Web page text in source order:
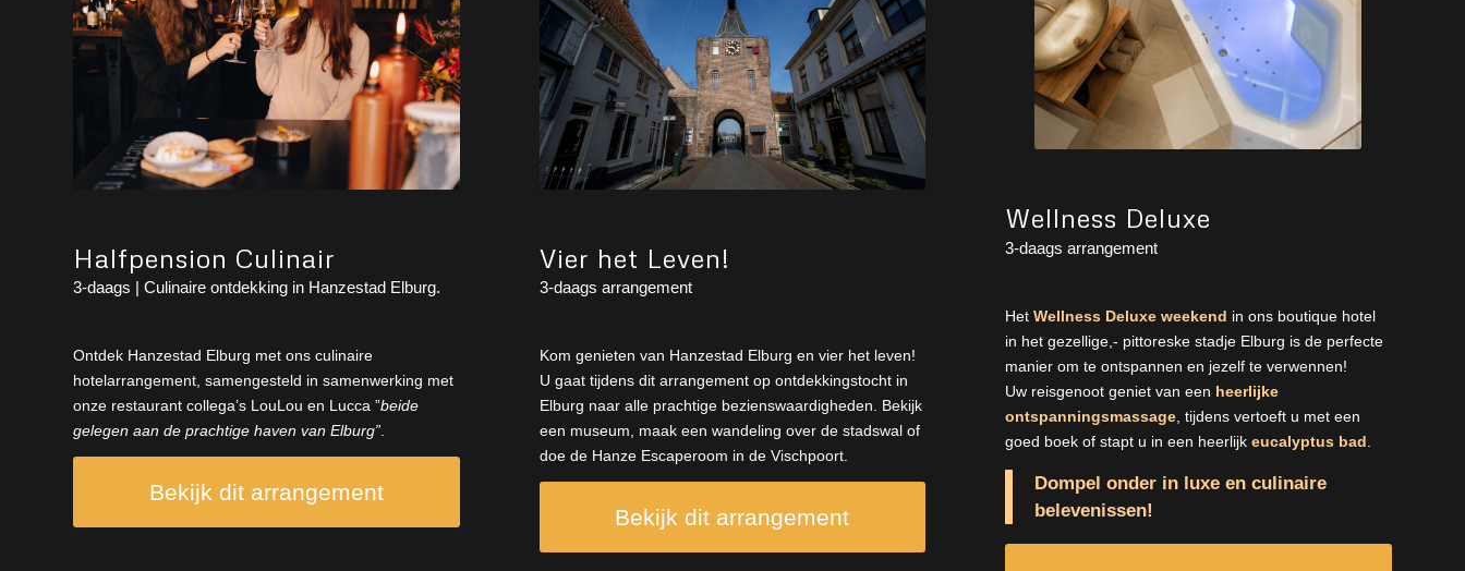
Halfpension Culinair
3-daags | Culinaire ontdekking in Hanzestad Elburg.
Ontdek Hanzestad Elburg met ons culinaire
hotelarrangement, samengesteld in samenwerking met
onze restaurant collega’s LouLou en Lucca ”beide
gelegen aan de prachtige haven van Elburg”.
Bekijk dit arrangement
Vier het Leven!
3-daags arrangement
Kom genieten van Hanzestad Elburg en vier het leven!
U gaat tijdens dit arrangement op ontdekkingstocht in
Elburg naar alle prachtige bezienswaardigheden. Bekijk
een museum, maak een wandeling over de stadswal of
doe de Hanze Escaperoom in de Vischpoort.
Bekijk dit arrangement
Wellness Deluxe
3-daags arrangement
HetWellness Deluxe weekend in ons boutique hotel
in het gezellige,- pittoreske stadje Elburg is de perfecte
manier om te ontspannen en jezelf te verwennen!
Uw reisgenoot geniet van een heerlijke
ontspanningsmassage , tijdens vertoeft u met een
goed boek of stapt u in een heerlijkeucalyptus bad
Dompel onder in luxe en culinaire
belevenissen!